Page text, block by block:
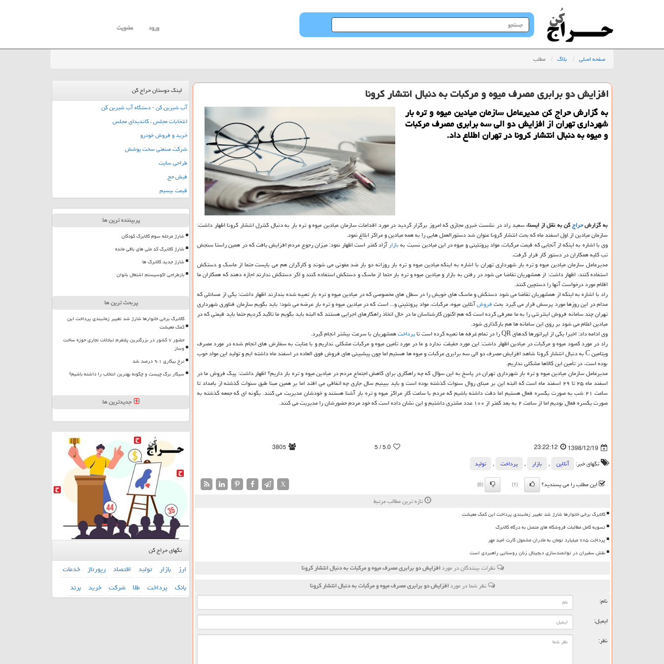
جستجو
در
ورود عضویت
صفحه اصلی بلاگ مطلب
افزایش دو برابری مصرف میوه و مركبات به دنبال انتشار كرونا
به گزارش حراج كن مدیرعامل سازمان میادین میوه و تره بار
شهرداری تهران از افزایش دو الی سه برابری مصرف مركبات
و میوه به دنبال انتشار كرونا در تهران اطلاع داد.
به گزارشحراجكن به نقل از ایسنا،سعید راد در نشست خبری مجازی كه امروز برگزار گردید در مورد اقدامات سازمان میادین میوه و تره بار به دنبال كنترل انتشار كرونا اظهار داشت:
سازمان میادین از اول اسفند ماه كه بحث انتشار كرونا عنوان شد دستورالعمل هایی را به همه میادین و مراكز ابلاغ نمود.
وی با اشاره به اینكه از آنجایی كه قیمت مركبات، مواد پروتئینی و میوه در این میادین نسبت بهبازارآزاد كمتر است اظهار نمود: میزان رجوع مردم افزایش یافت كه در همین راستا سنجش
تب كلیه همكاران در دستور كار قرار گرفت.
مدیرعامل سازمان میادین میوه و تره بار شهرداری تهران با اشاره به اینكه میادین میوه و تره بار روزانه دو بار ضد عفونی می شوند و كارگران هم می بایست حتما از ماسك و دستكش
استفاده كنند، اظهار داشت: از همشهریان تقاضا می شود در رفتن به بازار و میادین میوه و تره بار حتما از ماسك و دستكش استفاده كنند و اگر دستكش ندارند اجازه دهند كه همكاران ما
اقلام مورد درخواست آنها را دستچین كنند.
راد با اشاره به اینكه از همشهریان تقاضا می شود دستكش و ماسك های خویش را در سطل های مخصوصی كه در میادین میوه و تره بار تعبیه شده بندازند اظهار داشت: یكی از مسائلی كه
مدام در این روزها مورد پرسش قرار می گیرد بحثفروشآنلاین میوه، مركبات، مواد پروتئینی و... است كه در میادین میوه و تره بار عرضه می شود؛ باید بگویم سازمان فناوری شهرداری
تهران چند سامانه فروش اینترنتی را به ما معرفی كرده است كه هم اكنون كارشناسان ما در حال اتخاذ راهكارهای اجرایی هستند كه البته باید بگویم ما تاكید كردیم حتما باید قیمتی كه در
میادین اعلام می شود بر روی این سامانه ها هم بارگذاری شود.
وی ادامه داد: اخیرا یكی از اپراتورها كدهای QR را در تمام غرفه ها تعبیه كرده است تا
پرداختهمشهریان با سرعت بیشتر انجام گیرد.
راد در مورد كمبود میوه و مركبات در میادین اظهار داشت: این مورد حقیقت ندارد و ما در مورد تأمین میوه و مركبات مشكلی نداریم و با عنایت به سفارش های انجام شده در مورد مصرف
ویتامین C به دنبال انتشار كرونا شاهد افزایش مصرف دو الی سه برابری مركبات و میوه ها هستیم اما چون پیشبینی های فروش فوق العاده در اسفند ماه داشته ایم و تولید این مواد خوب
بوده است، در تأمین این كالاها مشكلی نداریم.
مدیرعامل سازمان میادین میوه و تره بار شهرداری تهران در پاسخ به این سؤال كه چه راهكاری برای كاهش اجتماع مردم در میادین میوه و تره بار داریم؟ اظهار داشت: پیك فروش ما در
اسفند ماه ۲۵ تا ۲۹ اسفند ماه است كه البته این بر مبنای روال سنوات گذشته بوده است و باید ببینیم سال جاری چه اتفاقی می افتد اما بر همین مبنا طبق سنوات گذشته از بامداد تا
ساعت ۲۱ شب به صورت یكسره فعال هستیم اما دقت داشته باشیم كه مردم با ساعت كار مراكز میوه و تره بار آشنا هستند و خودشان مدیریت می كنند. بگونه ای كه جمعه گذشته به
صورت یكسره فعال بودیم اما از ساعت ۲ به بعد كمتر از ۱۰۰ عدد مشتری داشتیم و این نشان داده است كه خود مردم حضورشان را مدیریت می كنند.
1398/12/19
23:22:12
5.0
/ 5
3805
تگهای خبر:
آنلاین , بازار , پرداخت ,
تولید
این مطلب را می پسندید؟
(1)
(0)
X
تازه ترین مطالب مرتبط
کالابرگ برخی خانوارها شارژ شد تغییر زمانبندی پرداخت این کمک معیشت
تسویه کامل مطالبات فروشگاه های متصل به درگاه کالابرگ
پرداخت ۷۸۵ میلیارد تومان به مادران مشمول کارت امید مهر
نقش سفیران در توانمندسازی دیجیتال زنان روستایی راهبردی است
نظرات بینندگان در موردافزایش دو برابری مصرف میوه و مركبات به دنبال انتشار كرونا
نظر شما در موردافزایش دو برابری مصرف میوه و مركبات به دنبال انتشار كرونا
نام:
ایمیل:
نظر:
لینک دوستان حراج کن
آب شیرین کن - دستگاه آب شیرین کن
انتخابات مجلس ، کاندیدای مجلس
خرید و فروش خودرو
شرکت صنعتی سخت پوشش
طراحی سایت
فیش حج
قیمت بیسیم
پربیننده ترین ها
شارژ مرحله سوم کالابرگ کودکان
شارژ کالابرگ کد ملی های باقی مانده
شارژ جدید کالابرگ ها
بازطراحی اکوسیستم اشتغال بانوان
پربحث ترین ها
کالابرگ برخی خانوارها شارژ شد تغییر زمانبندی پرداخت این
کمک معیشت
حضور ۷ کشور در بزرگترین پلتفرم تبادلات تجاری حوزه ساخت
وساز
نرخ بیکاری ۹،۱ درصد شد
سیگار برگ چیست و چگونه بهترین انتخاب را داشته باشیم؟
جدیدترین ها
تگهای حراج کن
ارز بازار تولید اقتصاد رپورتاژ خدمات
بانك پرداخت طلا شركت خرید برند